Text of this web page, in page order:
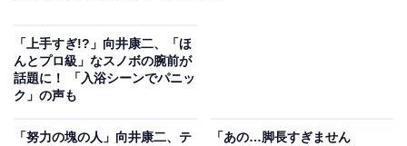
「上手すぎ!?」向井康二、「ほ
んとプロ級」なスノボの腕前が
話題に！ 「入浴シーンでパニッ
ク」の声も
「努力の塊の人」向井康二、テ
「あの…脚長すぎません